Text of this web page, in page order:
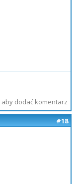
aby dodać komentarz
#18